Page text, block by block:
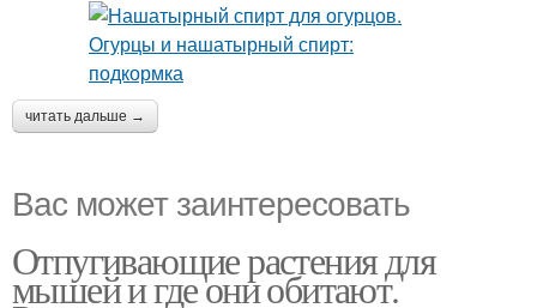
читать дальше →
Вас может заинтересовать
Отпугивающие растения для
мышей и где они обитают.